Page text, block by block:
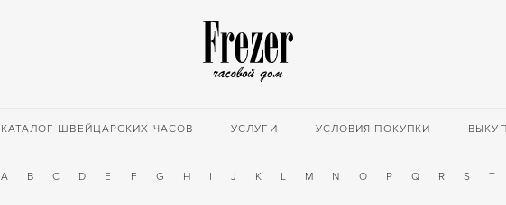
КАТАЛОГ ШВЕЙЦАРСКИХ ЧАСОВ УСЛУГИ УСЛОВИЯ ПОКУПКИ ВЫКУП
A B C D E F G H I J K L M N O P Q R S T